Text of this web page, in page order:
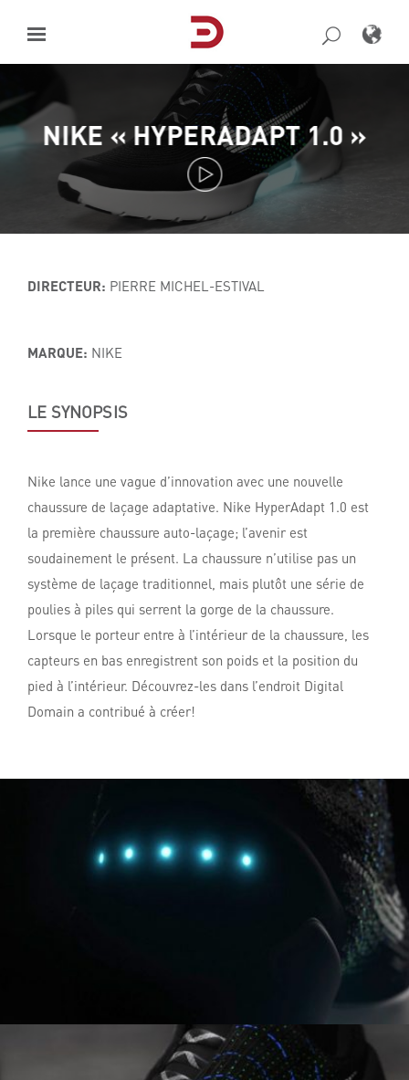
content
NIKE « HYPERADAPT 1.0 »
DIRECTEUR: PIERRE MICHEL-ESTIVAL
MARQUE: NIKE
LE SYNOPSIS
Nike lance une vague d’innovation avec une nouvelle
chaussure de laçage adaptative. Nike HyperAdapt 1.0 est
la première chaussure auto-laçage; l’avenir est
soudainement le présent. La chaussure n’utilise pas un
système de laçage traditionnel, mais plutôt une série de
poulies à piles qui serrent la gorge de la chaussure.
Lorsque le porteur entre à l’intérieur de la chaussure, les
capteurs en bas enregistrent son poids et la position du
pied à l’intérieur. Découvrez-les dans l’endroit Digital
Domain a contribué à créer!